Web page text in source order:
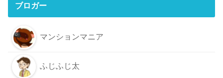
ブロガー
マンションマニア
ふじふじ太